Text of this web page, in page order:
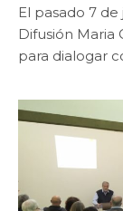
El pasado 7
Difusión Maria
para dialogar